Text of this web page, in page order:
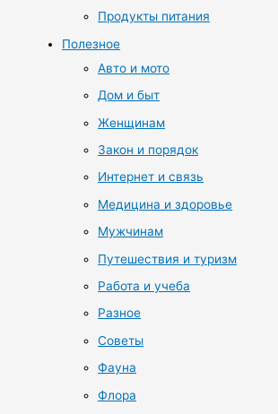
Продукты питания
Полезное
Авто и мото
Дом и быт
Женщинам
Закон и порядок
Интернет и связь
Медицина и здоровье
Мужчинам
Путешествия и туризм
Работа и учеба
Разное
Советы
Фауна
Флора